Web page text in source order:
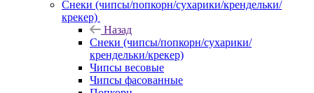
Снеки (чипсы/попкорн/сухарики/крендельки/
крекер)
Назад
Снеки (чипсы/попкорн/сухарики/
крендельки/крекер)
Чипсы весовые
Чипсы фасованные